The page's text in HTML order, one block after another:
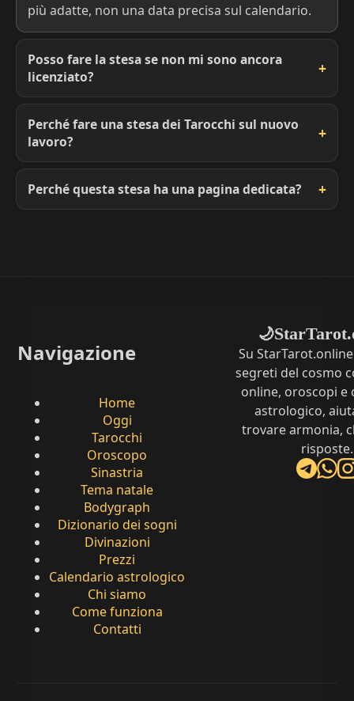
più adatte, non una data precisa sul calendario.
Posso fare la stesa se non mi sono ancora
licenziato?
Perché fare una stesa dei Tarocchi sul nuovo
lavoro?
Perché questa stesa ha una pagina dedicata?
Navigazione
Home
Oggi
Tarocchi
Oroscopo
Sinastria
Tema natale
Bodygraph
Dizionario dei sogni
Divinazioni
Prezzi
Calendario astrologico
Chi siamo
Come funziona
Contatti
🌙
Su
segreti del cosmo
online, oroscopi e
astrologico,
trovare armonia,
risposte.